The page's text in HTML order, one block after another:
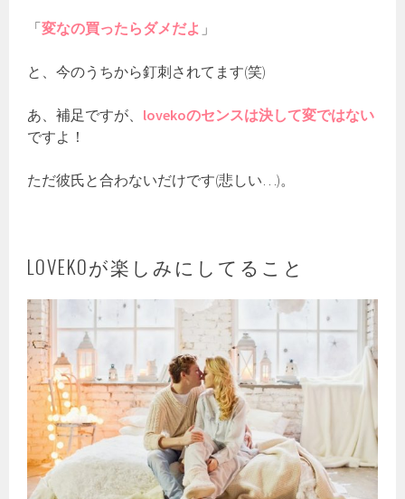
「変なの買ったらダメだよ 」
と、今のうちから釘刺されてます(笑)
あ、補足ですが、 lovekoのセンスは決して変ではない
ですよ！
ただ彼氏と合わないだけです(悲しい…)。
LOVEKOが楽しみにしてること